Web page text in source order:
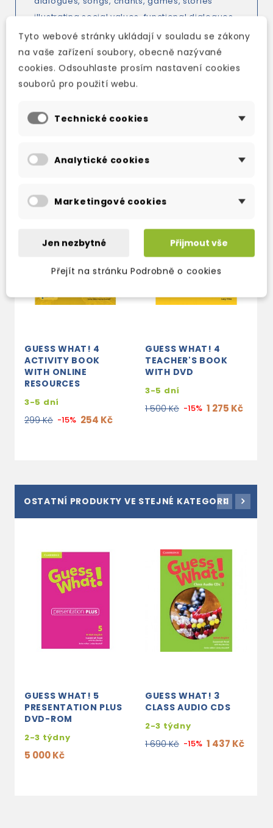
illustrating social values, functional dialogues,
and role play. There are plenty of
opportunities for developing children's
thinking skills and their knowledge of other
subjects in the CLIL lessons.
TAKÉ DOPORUČUJEME
GUESS WHAT! 4
ACTIVITY BOOK
WITH ONLINE
RESOURCES
3-5 dní
299 Kč -15% 254 Kč
GUESS WHAT! 4
TEACHER'S BOOK
WITH DVD
3-5 dní
1 500 Kč -15% 1 275 Kč
OSTATNÍ PRODUKTY VE STEJNÉ KATEGORII
GUESS WHAT! 5
PRESENTATION PLUS
DVD-ROM
2-3 týdny
5 000 Kč
GUESS WHAT! 3
CLASS AUDIO CDS
2-3 týdny
1 690 Kč -15% 1 437 Kč
Tyto webové stránky ukládají v souladu se zákony
na vaše zařízení soubory, obecně nazývané
cookies. Odsouhlaste prosím nastavení cookies
souborů pro použití webu.
Technické cookies
Analytické cookies
Marketingové cookies
Jen nezbytné Přijmout vše
Přejít na stránku Podrobně o cookies